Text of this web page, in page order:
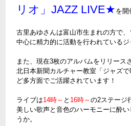
リオ」JAZZ LIVE★ を開
古里あゆさんは富山市生まれの方で
中心に精力的に活動を行われているジ
また、現在3枚のアルバムをリリース
北日本新聞カルチャー教室「ジャズ
ど多方面でご活躍されています！
ライブは14時～ と 16時～の2ステージ
美しい歌声と音色のハーモニーに酔
うか。